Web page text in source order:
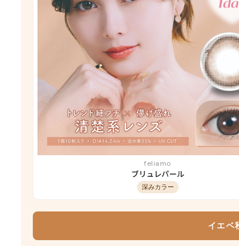
feliamo
ブリュレパール
深みカラー
イエベ